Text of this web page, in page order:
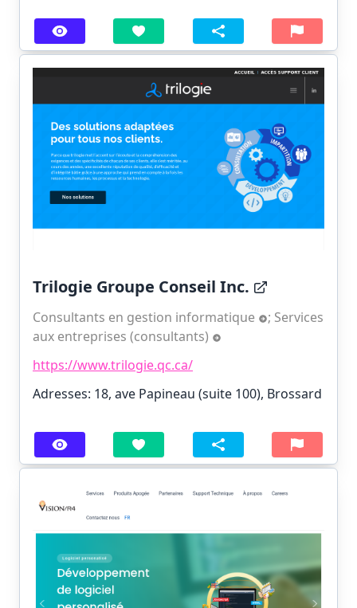
Trilogie Groupe Conseil Inc.
Consultants en gestion informatique ; Services
aux entreprises (consultants)
https://www.trilogie.qc.ca/
Adresses: 18, ave Papineau (suite 100), Brossard